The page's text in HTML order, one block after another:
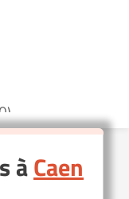
àCaen